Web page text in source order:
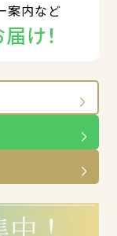
案内など
け！